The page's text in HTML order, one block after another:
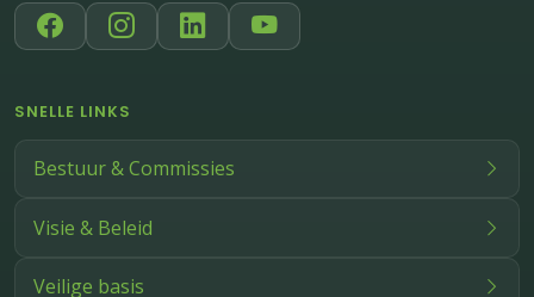
SNELLE LINKS
Bestuur & Commissies
Visie & Beleid
Veilige basis